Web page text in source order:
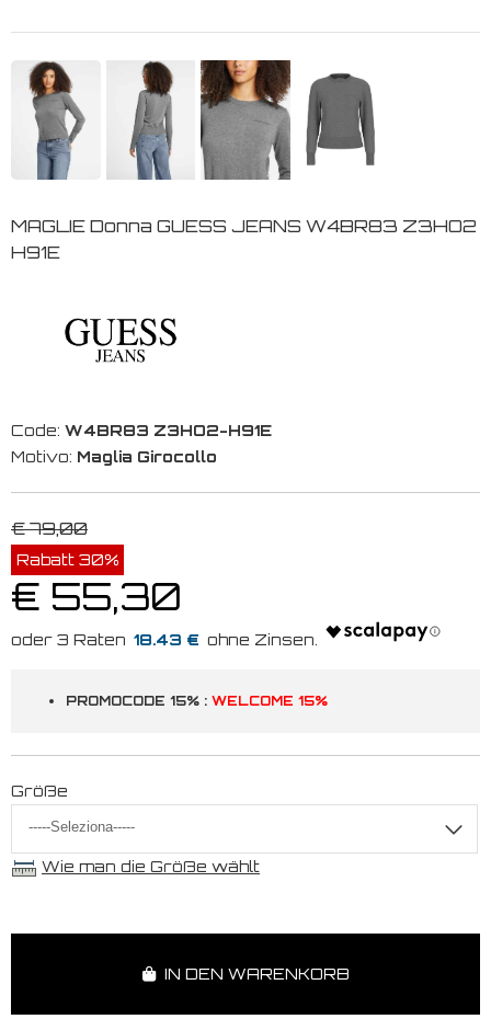
MAGLIE Donna GUESS JEANS W4BR83 Z3HO2
H91E
Code: W4BR83 Z3HO2-H91E
Motivo: Maglia Girocollo
€ 79,00
Rabatt 30%
€ 55,30
18.43 €
PROMOCODE 15% : WELCOME 15%
Größe
Wie man die Größe wählt
IN DEN WARENKORB